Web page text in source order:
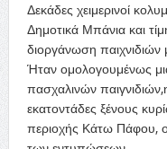
Δεκάδες χειμερινοί
Δημοτικά Μπάνια και
διοργάνωση
Ήταν ομολογουμένως
πασχαλινών
εκατοντάδες ξένους
περιοχής Κάτω Πάφου,